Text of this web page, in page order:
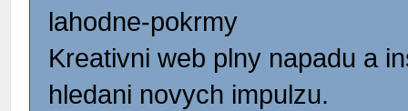
lahodne-pokrmy
Kreativni web plny napadu a
hledani novych impulzu.